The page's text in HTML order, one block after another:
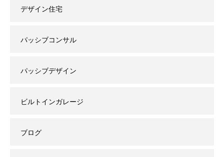
デザイン住宅
パッシブコンサル
パッシブデザイン
ビルトインガレージ
ブログ